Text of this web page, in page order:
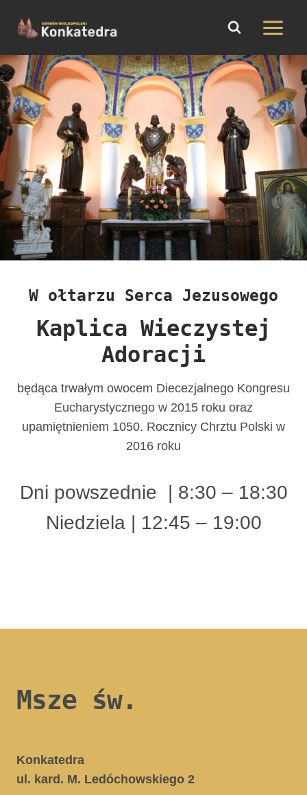
treści
W ołtarzu Serca Jezusowego
Kaplica Wieczystej
Adoracji
będąca trwałym owocem Diecezjalnego Kongresu
Eucharystycznego w 2015 roku oraz
upamiętnieniem 1050. Rocznicy Chrztu Polski w
2016 roku
Dni powszednie | 8:30 – 18:30
Niedziela | 12:45 – 19:00
Msze św.
Konkatedra
ul. kard. M. Ledóchowskiego 2